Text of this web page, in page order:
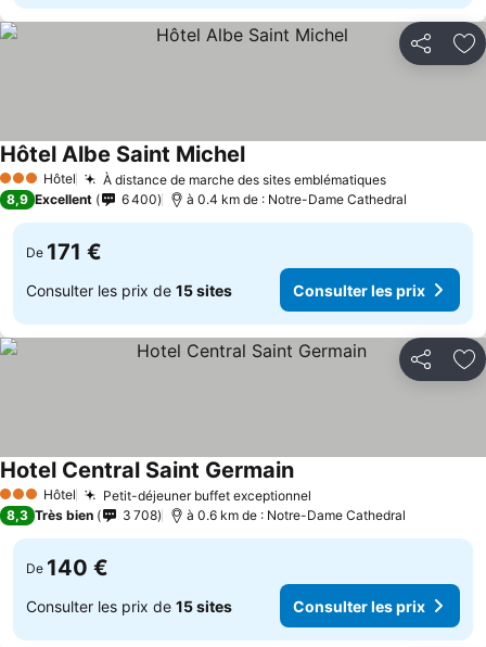
Partager
3 ÉtoilesHôtel À distance de marche des sites emblématiques
Hôtel Albe Saint Michel
8,9 Excellent 6 400 à 0.4 km de : Notre-Dame Cathedral
De 171 €
Consulter les prix de 15 sites Consulter les prix
Partager
3 ÉtoilesHôtel Petit-déjeuner buffet exceptionnel
Hotel Central Saint Germain
8,3 Très bien 3 708 à 0.6 km de : Notre-Dame Cathedral
De 140 €
Consulter les prix de 15 sites Consulter les prix